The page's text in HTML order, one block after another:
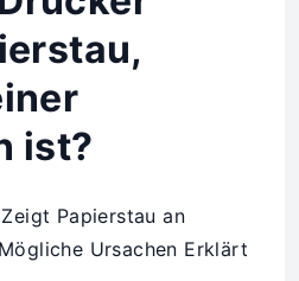
ist?